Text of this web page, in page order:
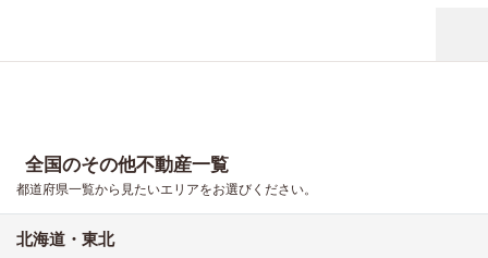
全国のその他不動産一覧
都道府県一覧から見たいエリアをお選びください。
北海道・東北